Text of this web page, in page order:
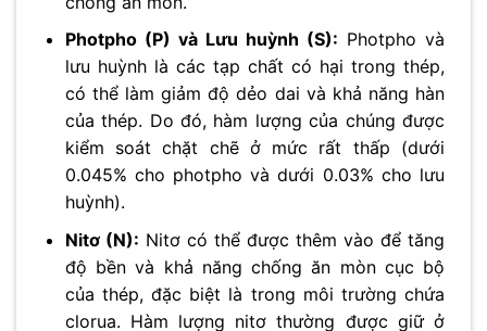
Photpho (P) và Lưu huỳnh (S): Photpho và
lưu huỳnh là các tạp chất có hại trong thép,
có thể làm giảm độ dẻo dai và khả năng hàn
của thép. Do đó, hàm lượng của chúng được
kiểm soát chặt chẽ ở mức rất thấp (dưới
0.045% cho photpho và dưới 0.03% cho lưu
huỳnh).
Nitơ (N): Nitơ có thể được thêm vào để tăng
độ bền và khả năng chống ăn mòn cục bộ
của thép, đặc biệt là trong môi trường chứa
clorua. Hàm lượng nitơ thường được giữ ở